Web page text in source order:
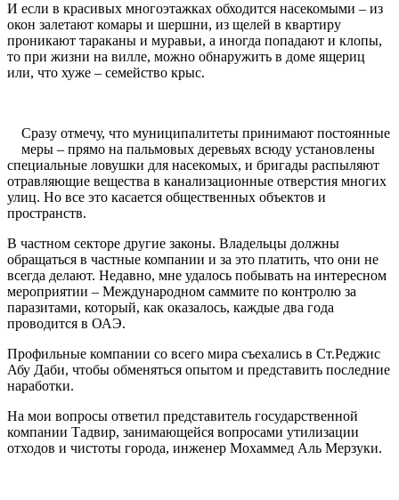
И если в красивых многоэтажках обходится насекомыми – из
окон залетают комары и шершни, из щелей в квартиру
проникают тараканы и муравьи, а иногда попадают и клопы,
то при жизни на вилле, можно обнаружить в доме ящериц
или, что хуже – семейство крыс.
Сразу отмечу, что муниципалитеты принимают постоянные
меры – прямо на пальмовых деревьях всюду установлены
специальные ловушки для насекомых, и бригады распыляют
отравляющие вещества в канализационные отверстия многих
улиц. Но все это касается общественных объектов и
пространств.
В частном секторе другие законы. Владельцы должны
обращаться в частные компании и за это платить, что они не
всегда делают. Недавно, мне удалось побывать на интересном
мероприятии – Международном саммите по контролю за
паразитами, который, как оказалось, каждые два года
проводится в ОАЭ.
Профильные компании со всего мира съехались в Ст.Реджис
Абу Даби, чтобы обменяться опытом и представить последние
наработки.
На мои вопросы ответил представитель государственной
компании Тадвир, занимающейся вопросами утилизации
отходов и чистоты города, инженер Мохаммед Аль Мерзуки.